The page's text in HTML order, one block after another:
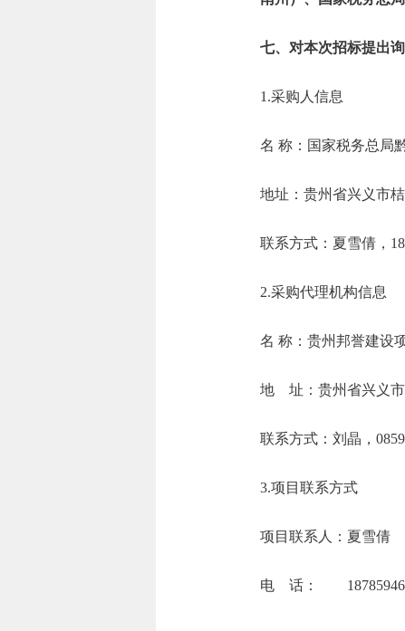
七、对本次招标提出
1.采购人信息
名 称：国家税务
地址：贵州省
联系方式：夏雪
2.采购代理机构信息
名 称：贵州
地 址：贵州
联系方式：
3.项目联系方式
项目联系人：夏雪倩
电 话：